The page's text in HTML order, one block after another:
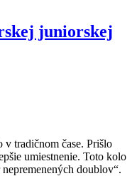
juniorskej
tradičnom čase. Prišlo
umiestnenie. Toto kolo
doublov“.